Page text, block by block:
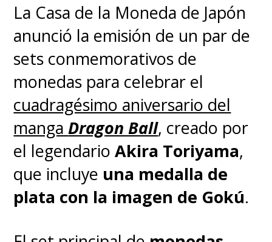
details about this amazing
project that will bridge
the world of Dragon Ball
and real
life!https://t.co/devwAKvJol
pic.twitter.com/JZsVgM1FOU
— DRAGON BALL OFFICIAL (@DB_official_en)March
22, 2024
Este 2024,Dragon Ball
celebra
La Casa de la Moneda de Japón
anunció la emisión de un par de
sets conmemorativos de
monedas para celebrar el
cuadragésimo aniversario del
mangaDragon Ball, creado por
el legendarioAkira Toriyama,
que incluye una medalla de
plata con la imagen de Gokú.